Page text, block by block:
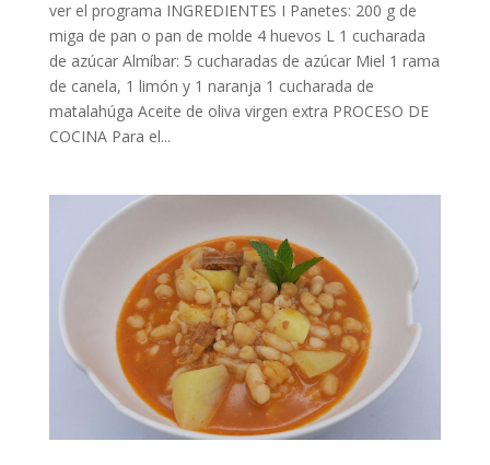
ver el programa INGREDIENTES I Panetes: 200 g de
miga de pan o pan de molde 4 huevos L 1 cucharada
de azúcar Almíbar: 5 cucharadas de azúcar Miel 1 rama
de canela, 1 limón y 1 naranja 1 cucharada de
matalahúga Aceite de oliva virgen extra PROCESO DE
COCINA Para el...